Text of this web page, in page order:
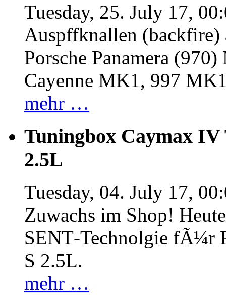
Tuesday, 25. July 17,
Auspffknallen
Porsche Panamera
Cayenne MK1, 997
mehr …
Tuningbox Caymax IV
2.5L
Tuesday, 04. July 17,
Zuwachs im Shop!
SENT‐Technolgie fÃ¼r
S 2.5L.
mehr …